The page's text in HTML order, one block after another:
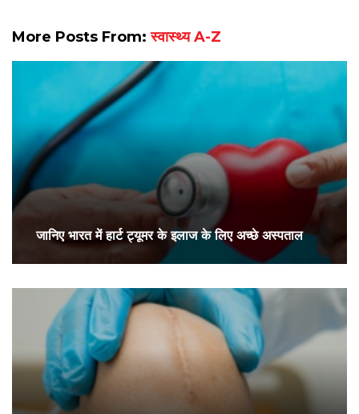
More Posts From:स्वास्थ्य A-Z
जानिए भारत में हार्ट ट्यूमर के इलाज के लिए अच्छे अस्पताल